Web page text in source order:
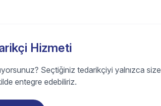
Hizmeti
Seçtiğiniz tedarikçiyi yalnızca size
entegre edebiliriz.